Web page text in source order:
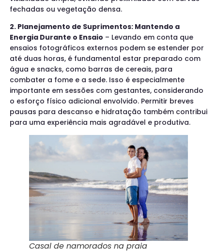
fechadas ou vegetação densa.
2. Planejamento de Suprimentos: Mantendo a
Energia Durante o Ensaio – Levando em conta que
ensaios fotográficos externos podem se estender por
até duas horas, é fundamental estar preparado com
água e snacks, como barras de cereais, para
combater a fome e a sede. Isso é especialmente
importante em sessões com gestantes, considerando
o esforço físico adicional envolvido. Permitir breves
pausas para descanso e hidratação também contribui
para uma experiência mais agradável e produtiva.
Casal de namorados na praia